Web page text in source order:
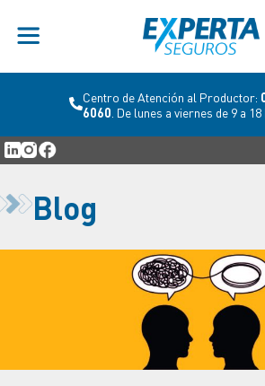
Centro de Atención al Productor:
6060 . De lunes a viernes de 9 a 18
Blog